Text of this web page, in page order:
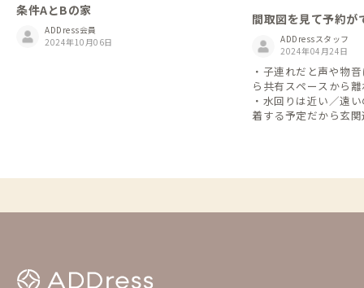
条件AとBの家
ADDress会員
2024年10月06日
間取図を見て予約が
ADDressスタッフ
2024年04月24日
・子連れだと声や物
ら共有スペースから
・水回りは近い／遠
着する予定だから玄